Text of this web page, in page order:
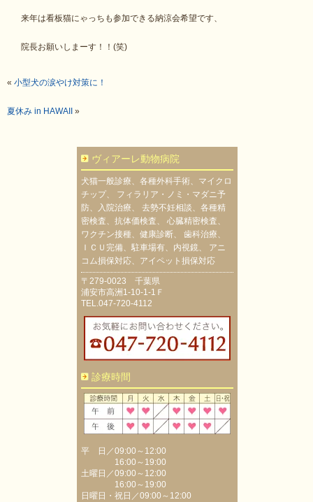
来年は看板猫にゃっちも参加できる納涼会希望です、
院長お願いしまーす！！(笑)
« 小型犬の涙やけ対策に！
夏休み in HAWAII »
ヴィアーレ動物病院
犬猫一般診療、各種外科手術、マイクロ
チップ、 フィラリア・ノミ・マダニ予
防、入院治療、 去勢不妊相談、各種精
密検査、抗体価検査、 心臓精密検査、
ワクチン接種、健康診断、 歯科治療、
ＩＣＵ完備、駐車場有、内視鏡、 アニ
コム損保対応、アイペット損保対応
〒279-0023 千葉県
浦安市高洲1-10-1-1Ｆ
TEL.047-720-4112
診療時間
平 日／09:00～12:00
16:00～19:00
土曜日／09:00～12:00
16:00～19:00
日曜日・祝日／09:00～12:00